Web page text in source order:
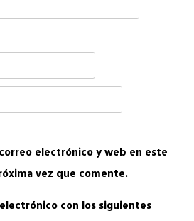
electrónico y web en este
vez que comente.
con los siguientes